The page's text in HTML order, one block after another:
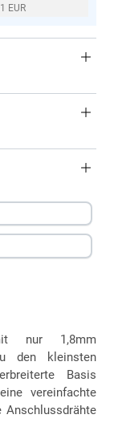
EUR
nur 1,8mm
den kleinsten
Basis
vereinfachte
Anschlussdrähte